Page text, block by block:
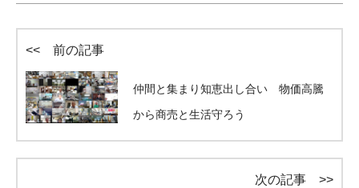
<< 前の記事
仲間と集まり知恵出し合い 物価高騰
から商売と生活守ろう
次の記事 >>